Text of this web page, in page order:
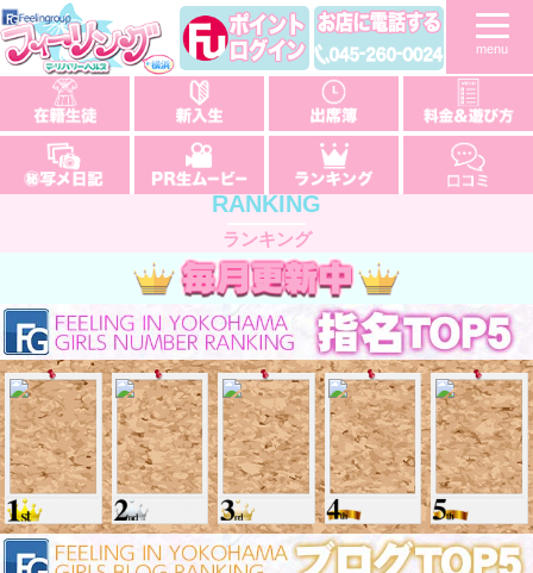
menu
RANKING
ランキング